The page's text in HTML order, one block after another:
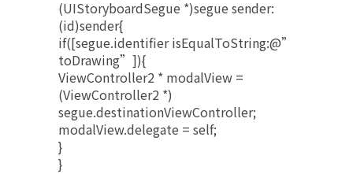
(UIStoryboardSegue *)segue sender:
(id)sender{
if([segue.identifier isEqualToString:@”
toDrawing”]){
ViewController2 * modalView =
(ViewController2 *)
segue.destinationViewController;
modalView.delegate = self;
}
}